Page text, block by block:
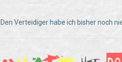
. Den Verteidiger habe ich bisher noch